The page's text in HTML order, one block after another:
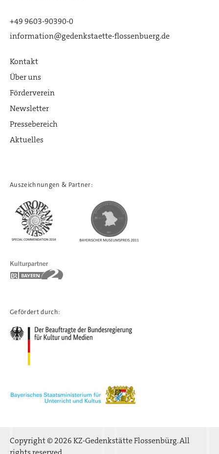
+49 9603-90390-0
information@gedenkstaette-flossenbuerg.de
Kontakt
Über uns
Förderverein
Newsletter
Pressebereich
Aktuelles
Auszeichnungen & Partner:
Gefördert durch:
Copyright © 2026 KZ-Gedenkstätte Flossenbürg. All